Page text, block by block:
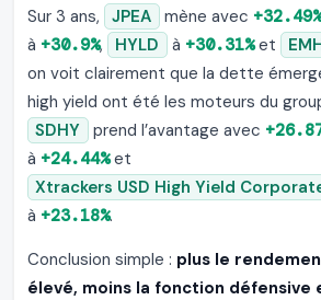
Sur 3 ans,
JPEA mène avec +32.49%
à +30.9%, HYLD à +30.31%et
on voit clairement que la dette
high yield ont été les moteurs du
SDHY prend l’avantage avec
à +24.44%et
Xtrackers USD High Yield
à +23.18%.
Conclusion simple : plus le
élevé, moins la fonction défensive